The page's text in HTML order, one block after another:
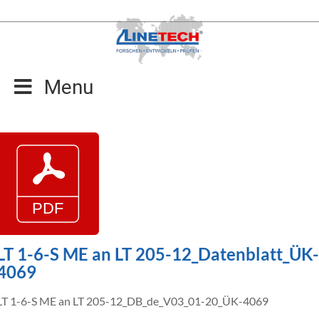
Inhalt
Menu
1-6-S ME an LT 205-12_Datenblatt_ÜK-
1-6-S ME an LT 205-12_DB_de_V03_01-20_ÜK-4069